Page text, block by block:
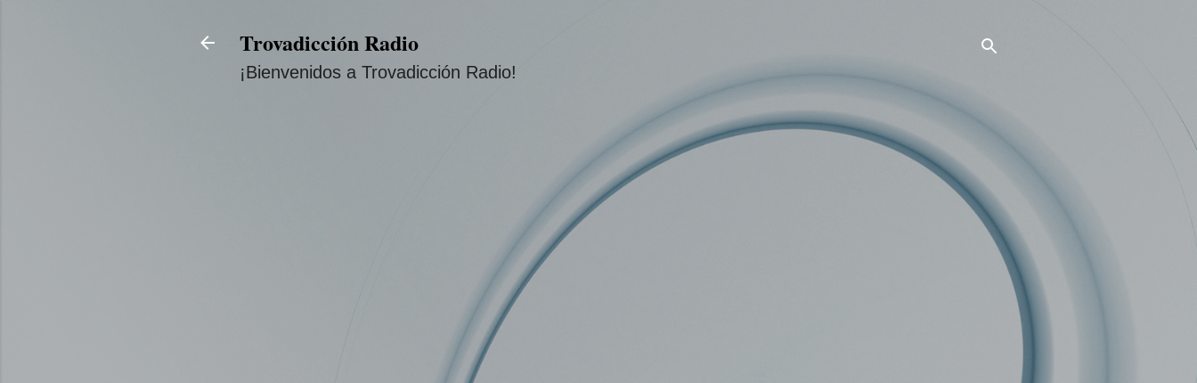
Trovadicción Radio
¡Bienvenidos a Trovadicción Radio!